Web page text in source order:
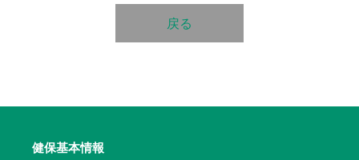
戻る
健保基本情報